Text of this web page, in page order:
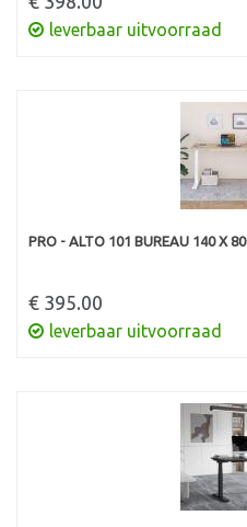
leverbaar uitvoorraad
PRO - ALTO 101 BUREAU 140 X 80
€ 395.00
leverbaar uitvoorraad